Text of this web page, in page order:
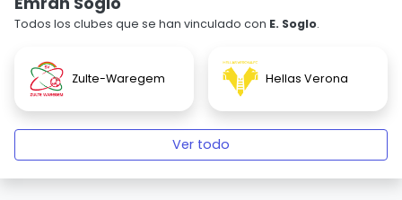
Todos los clubes que se han vinculado con E. Soglo.
Zulte-Waregem Hellas Verona
Ver todo